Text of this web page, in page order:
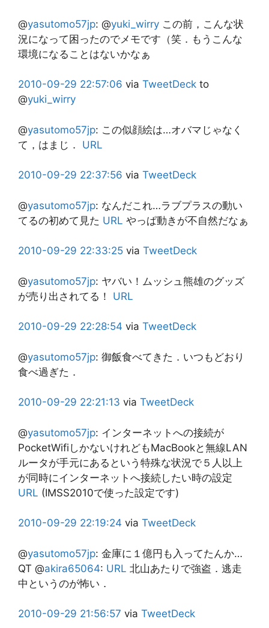
@yasutomo57jp: @yuki_wirry この前，こんな状
況になって困ったのでメモです（笑．もうこんな
環境になることはないかなぁ
2010-09-29 22:57:06 via TweetDeck to
@yuki_wirry
@yasutomo57jp: この似顔絵は…オバマじゃなく
て，はまじ． URL
2010-09-29 22:37:56 via TweetDeck
@yasutomo57jp: なんだこれ…ラブプラスの動い
てるの初めて見た URL やっぱ動きが不自然だなぁ
2010-09-29 22:33:25 via TweetDeck
@yasutomo57jp: ヤバい！ムッシュ熊雄のグッズ
が売り出されてる！ URL
2010-09-29 22:28:54 via TweetDeck
@yasutomo57jp: 御飯食べてきた．いつもどおり
食べ過ぎた．
2010-09-29 22:21:13 via TweetDeck
@yasutomo57jp: インターネットへの接続が
PocketWifiしかないけれどもMacBookと無線LAN
ルータが手元にあるという特殊な状況で５人以上
が同時にインターネットへ接続したい時の設定
URL (IMSS2010で使った設定です)
2010-09-29 22:19:24 via TweetDeck
@yasutomo57jp: 金庫に１億円も入ってたんか…
QT @akira65064: URL 北山あたりで強盗．逃走
中というのが怖い．
2010-09-29 21:56:57 via TweetDeck